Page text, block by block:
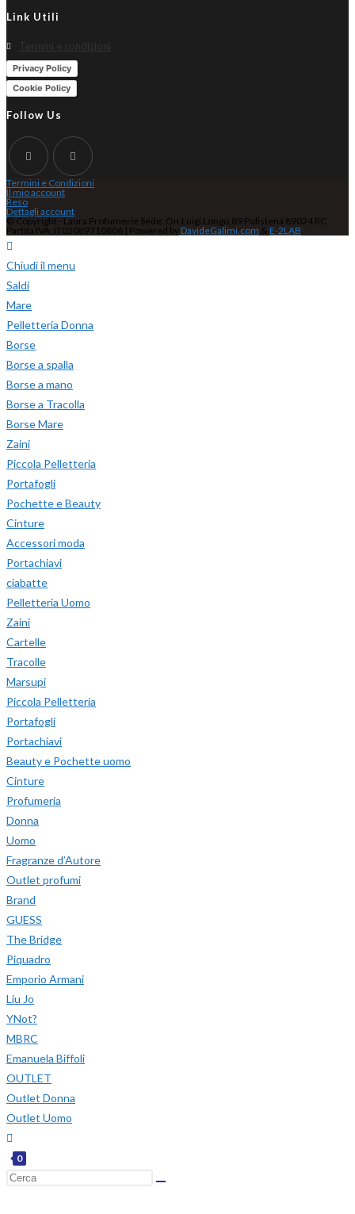
Link Utili
Privacy Policy
Cookie Policy
Follow Us
Termini e Condizioni
Il mio account
Reso
Dettagli account
© Copyright - Laura Profumerie Sede: On.Luigi Longo,89 Polistena 89024 RC
Partita IVA: IT02089710806 | Powered by DavideGalimi.com & E-2LAB
Chiudi il menu
Saldi
Mare
Pelletteria Donna
Borse
Borse a spalla
Borse a mano
Borse a Tracolla
Borse Mare
Zaini
Piccola Pelletteria
Portafogli
Pochette e Beauty
Cinture
Accessori moda
Portachiavi
ciabatte
Pelletteria Uomo
Zaini
Cartelle
Tracolle
Marsupi
Piccola Pelletteria
Portafogli
Portachiavi
Beauty e Pochette uomo
Cinture
Profumeria
Donna
Uomo
Fragranze d’Autore
Outlet profumi
Brand
GUESS
The Bridge
Piquadro
Emporio Armani
Liu Jo
YNot?
MBRC
Emanuela Biffoli
OUTLET
Outlet Donna
Outlet Uomo
0